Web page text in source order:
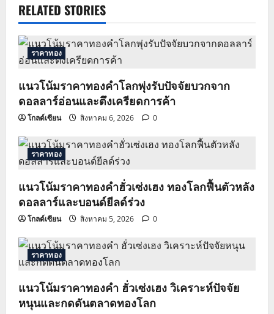
a
v
i
g
a
t
i
o
n
RELATED STORIES
ราคาทอง
แนวโน้มราคาทองคำโลกพุ่งรับปัจจัยบวกจาก
ดอลลาร์อ่อนและตึงเครียดการค้า
โกลด์เซียน สิงหาคม 6, 2026 0
ราคาทอง
แนวโน้มราคาทองคำฮั่วเซ่งเฮง ทองโลกฟื้นตัวหลัง
ดอลลาร์และบอนด์ยีลด์ร่วง
โกลด์เซียน สิงหาคม 5, 2026 0
ราคาทอง
แนวโน้มราคาทองคำ ฮั่วเซ่งเฮง วิเคราะห์ปัจจัย
หนุนและกดดันตลาดทองโลก